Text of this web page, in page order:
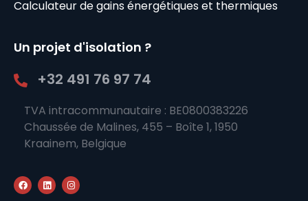
Calculateur de gains énergétiques et thermiques
Un projet d'isolation ?
+32 491 76 97 74
TVA intracommunautaire : BE0800383226
Chaussée de Malines, 455 – Boîte 1, 1950
Kraainem, Belgique